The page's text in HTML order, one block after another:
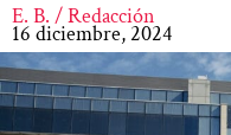
E. B. / Redacción
16 diciembre, 2024